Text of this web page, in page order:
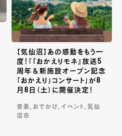
【気仙沼】あの感動をもう一
度！「『おかえりモネ』放送5
周年＆新施設オープン記念
「おかえり」コンサート」が8
月8日（土）に開催決定！
音楽, おでかけ, イベント, 気仙
沼市